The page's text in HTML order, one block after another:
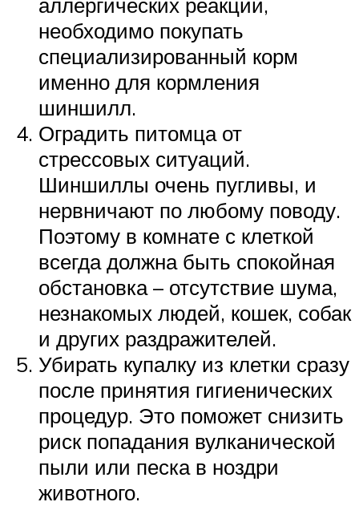
необходимо покупать
специализированный корм
именно для кормления
шиншилл.
Оградить питомца от
стрессовых ситуаций.
Шиншиллы очень пугливы, и
нервничают по любому поводу.
Поэтому в комнате с клеткой
всегда должна быть спокойная
обстановка – отсутствие шума,
незнакомых людей, кошек, собак
и других раздражителей.
Убирать купалку из клетки сразу
после принятия гигиенических
процедур. Это поможет снизить
риск попадания вулканической
пыли или песка в ноздри
животного.